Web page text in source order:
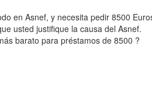
en Asnef, y necesita pedir 8500
usted justifique la causa del Asnef.
barato para préstamos de 8500 ?